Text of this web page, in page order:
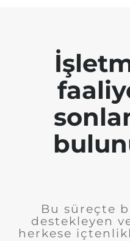
Bu süreçte
destekleyen
herkese